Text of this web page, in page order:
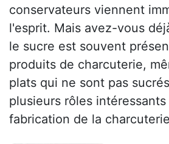
conservateurs viennent
l'esprit. Mais avez-vous
le sucre est souvent
produits de charcuterie,
plats qui ne sont pas
plusieurs rôles intéressants
fabrication de la